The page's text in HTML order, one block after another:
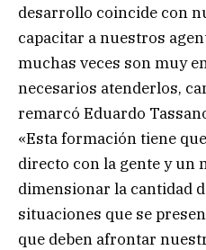
desarrollo coincide con
capacitar a nuestros
muchas veces son muy
necesarios atenderlos,
remarcó Eduardo
«Esta formación tiene
directo con la gente y un
dimensionar la cantidad
situaciones que se
que deben afrontar